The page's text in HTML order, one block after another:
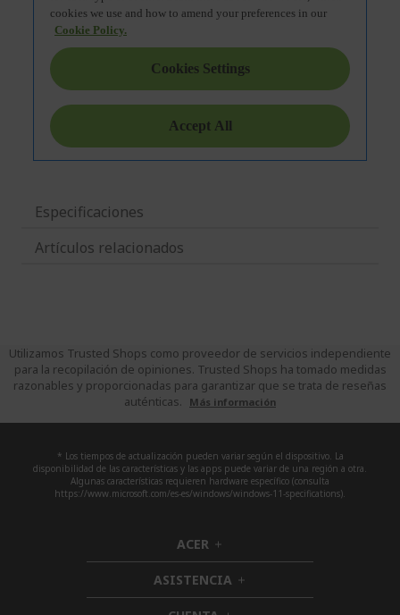
Especificaciones
Artículos relacionados
Utilizamos Trusted Shops como proveedor de servicios independiente
para la recopilación de opiniones. Trusted Shops ha tomado medidas
razonables y proporcionadas para garantizar que se trata de reseñas
auténticas.
Más información
* Los tiempos de actualización pueden variar según el dispositivo. La
disponibilidad de las características y las apps puede variar de una región a otra.
Algunas características requieren hardware específico (consulta
https://www.microsoft.com/es-es/windows/windows-11-specifications).
ACER h
i
d
d
ASISTENCIA h
i